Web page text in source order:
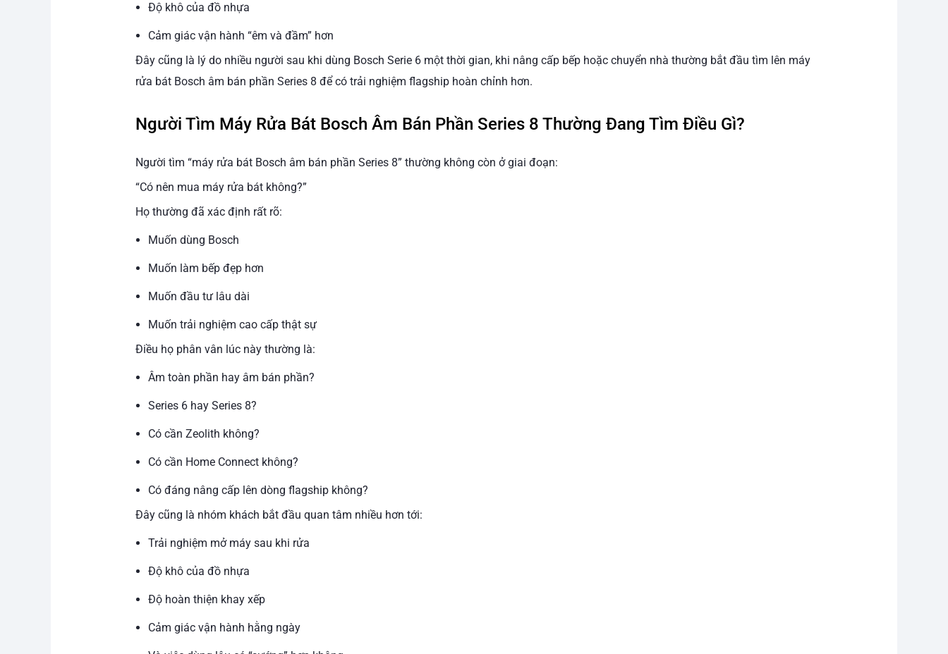
Độ khô của đồ nhựa
Cảm giác vận hành “êm và đầm” hơn
Đây cũng là lý do nhiều người sau khi dùng Bosch Serie 6 một thời gian, khi nâng cấp bếp hoặc chuyển nhà thường bắt đầu tìm lên máy
rửa bát Bosch âm bán phần Series 8 để có trải nghiệm flagship hoàn chỉnh hơn.
Người Tìm Máy Rửa Bát Bosch Âm Bán Phần Series 8 Thường Đang Tìm Điều Gì?
Người tìm “máy rửa bát Bosch âm bán phần Series 8” thường không còn ở giai đoạn:
“Có nên mua máy rửa bát không?”
Họ thường đã xác định rất rõ:
Muốn dùng Bosch
Muốn làm bếp đẹp hơn
Muốn đầu tư lâu dài
Muốn trải nghiệm cao cấp thật sự
Điều họ phân vân lúc này thường là:
Âm toàn phần hay âm bán phần?
Series 6 hay Series 8?
Có cần Zeolith không?
Có cần Home Connect không?
Có đáng nâng cấp lên dòng flagship không?
Đây cũng là nhóm khách bắt đầu quan tâm nhiều hơn tới:
Trải nghiệm mở máy sau khi rửa
Độ khô của đồ nhựa
Độ hoàn thiện khay xếp
Cảm giác vận hành hằng ngày